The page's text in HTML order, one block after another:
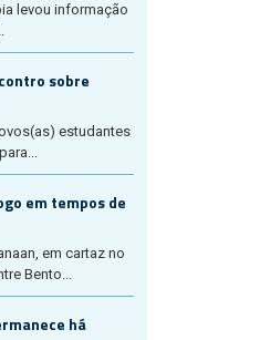
levou informação
sobre
estudantes
em tempos de
em cartaz no
Bento...
há